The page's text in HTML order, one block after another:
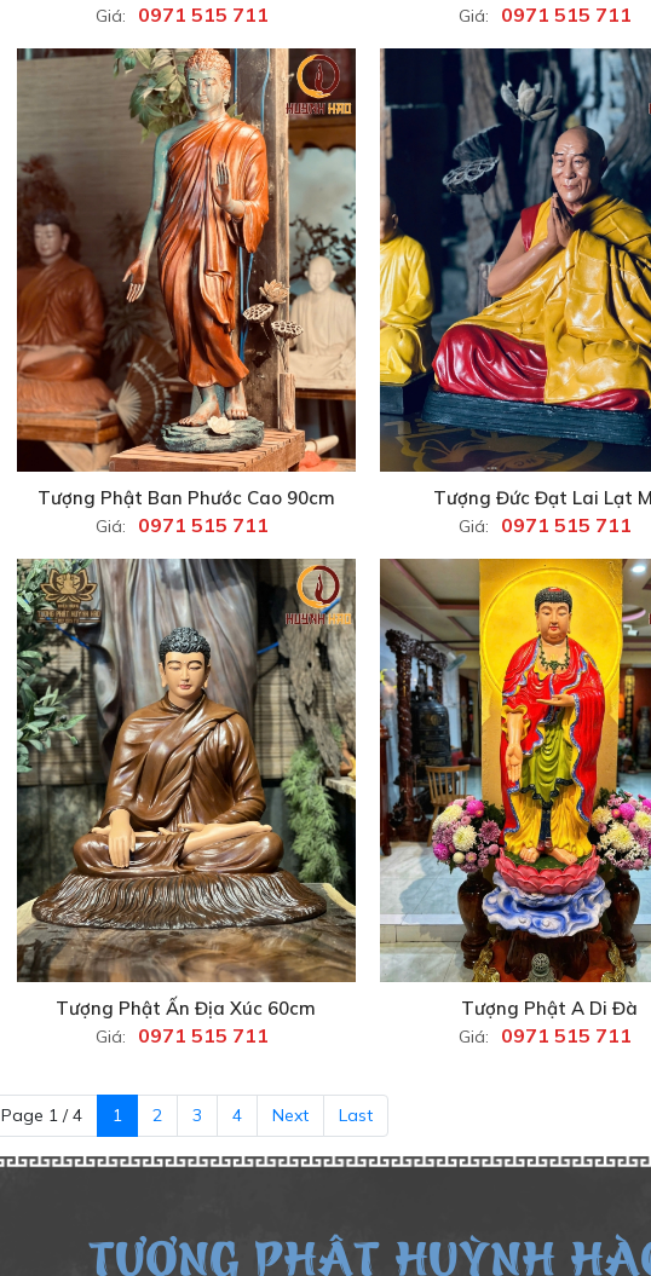
Giá: 0971 515 711 Giá: 0971 515 711
Tượng Phật Ban Phước Cao 90cm
Giá: 0971 515 711
Tượng Đức Đạt Lai Lạt
Giá: 0971 515 711
Tượng Phật Ấn Địa Xúc 60cm
Giá: 0971 515 711
Tượng Phật A Di Đà
Giá: 0971 515 711
Page 1 / 4 1 2 3 4 Next Last
TƯỢNG PHẬT HUỲNH